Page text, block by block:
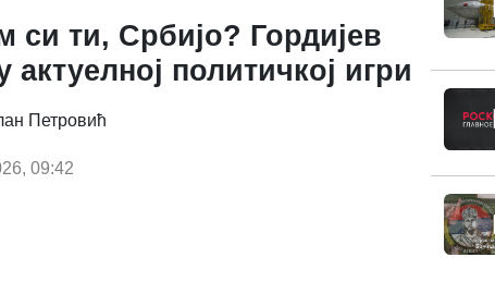
си ти, Србијо? Гордијев
актуелној политичкој игри
Петровић
09:42